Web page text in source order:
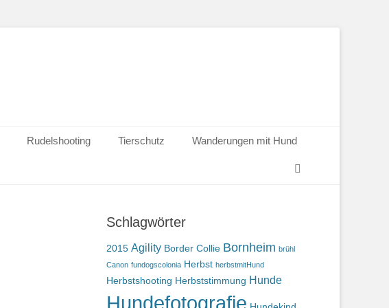
Rudelshooting Tierschutz
Wanderungen mit Hund
Schlagwörter
2015 Agility Border Collie Bornheim brühl
Canon fundogscolonia Herbst herbstmitHund
Herbstshooting Herbststimmung Hunde
Hundefotografie